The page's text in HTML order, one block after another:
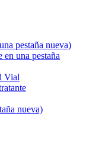
pestaña nueva)
en una pestaña
Vial
nueva)